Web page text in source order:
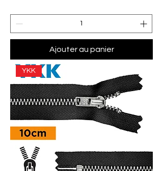
Ajouter au panier
YKK